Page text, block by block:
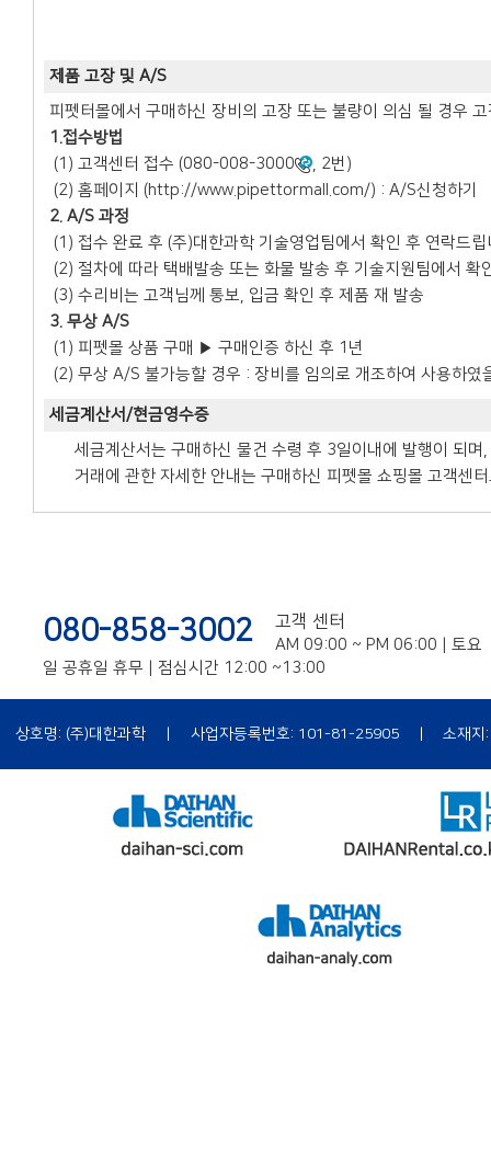
제품 고장 및 A/S
피펫터몰에서 구매하신 장비의 고장 또는 불량이 의심 될 경우
1.접수방법
(1) 고객센터 접수 (080-008-3000
, 2번)
(2) 홈페이지 (http://www.pipettormall.com/) : A/S신청하기
2. A/S 과정
(1) 접수 완료 후 (주)대한과학 기술영업팀에서 확인 후 연락드립
(2) 절차에 따라 택배발송 또는 화물 발송 후 기술지원팀에서 확
(3) 수리비는 고객님께 통보, 입금 확인 후 제품 재 발송
3. 무상 A/S
(1) 피펫몰 상품 구매 ▶ 구매인증 하신 후 1년
(2) 무상 A/S 불가능할 경우 : 장비를 임의로 개조하여 사용하였
세금계산서/현금영수증
• 세금계산서는 구매하신 물건 수령 후 3일이내에 발행이 되
• 거래에 관한 자세한 안내는 구매하신 피펫몰 쇼핑몰 고객센
080-858-3002 고객 센터
AM 09:00 ~ PM 06:00 | 토요
일 공휴일 휴무 | 점심시간 12:00 ~13:00
상호명: (주)대한과학 | 사업자등록번호: 101-81-25905 | 소재지
개인